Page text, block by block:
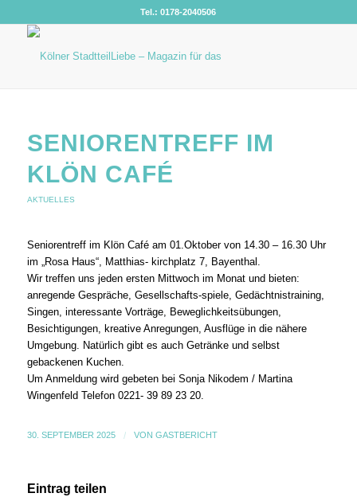
Tel.: 0178-2040506
SENIORENTREFF IM
KLÖN CAFÉ
AKTUELLES
Seniorentreff im Klön Café am 01.Oktober von 14.30 – 16.30 Uhr
im „Rosa Haus“, Matthias- kirchplatz 7, Bayenthal.
Wir treffen uns jeden ersten Mittwoch im Monat und bieten:
anregende Gespräche, Gesellschafts-spiele, Gedächtnistraining,
Singen, interessante Vorträge, Beweglichkeitsübungen,
Besichtigungen, kreative Anregungen, Ausflüge in die nähere
Umgebung. Natürlich gibt es auch Getränke und selbst
gebackenen Kuchen.
Um Anmeldung wird gebeten bei Sonja Nikodem / Martina
Wingenfeld Telefon 0221- 39 89 23 20.
30. SEPTEMBER 2025 / VON GASTBERICHT
Eintrag teilen